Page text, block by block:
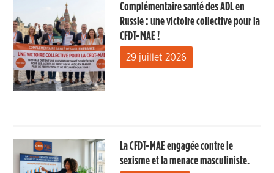
Complémentaire santé des ADL en
Russie : une victoire collective pour la
CFDT-MAE !
29 juillet 2026
La CFDT-MAE engagée contre le
sexisme et la menace masculiniste.